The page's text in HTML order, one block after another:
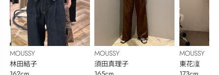
MOUSSY
林田結子
MOUSSY
須田真理子
MOUSSY
東花凜